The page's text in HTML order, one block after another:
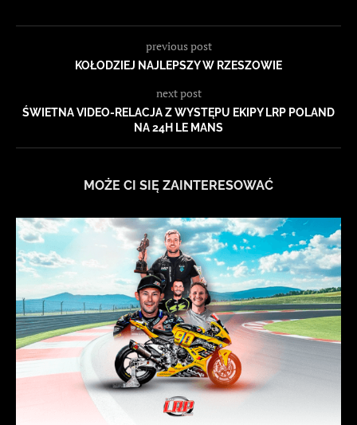
previous post
KOŁODZIEJ NAJLEPSZY W RZESZOWIE
next post
ŚWIETNA VIDEO-RELACJA Z WYSTĘPU EKIPY LRP POLAND
NA 24H LE MANS
MOŻE CI SIĘ ZAINTERESOWAĆ